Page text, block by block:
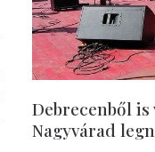
Debrecenből is
Nagyvárad